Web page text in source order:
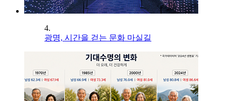
4.
광명, 시간을 걷는 문화 마실길